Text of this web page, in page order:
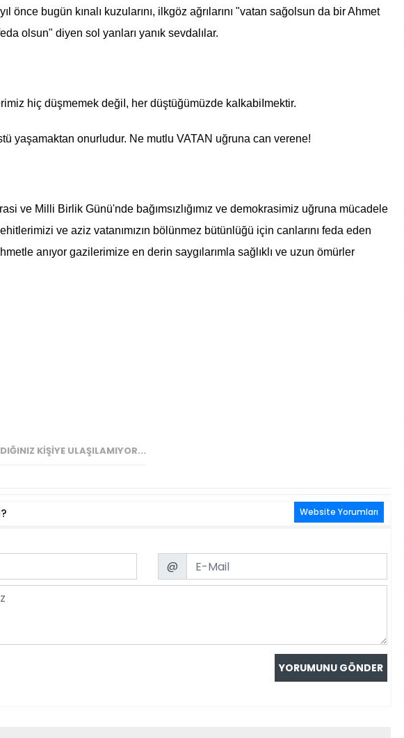
önce bugün kınalı kuzularını, ilkgöz ağrılarını "vatan sağolsun da bir Ahmet
olsun" diyen sol yanları yanık sevdalılar.
hiç düşmemek değiI, her düştüğümüzde kaIkabiImektir.
yaşamaktan onurludur. Ne mutlu VATAN uğruna can verene!
ve Milli Birlik Günü'nde bağımsızlığımız ve demokrasimiz uğruna mücadele
ve aziz vatanımızın bölünmez bütünlüğü için canlarını feda eden
anıyor gazilerimize en derin saygılarımla sağlıklı ve uzun ömürler
KIŞIYE ULAŞILAMIYOR...
Website Yorumları
Email
@